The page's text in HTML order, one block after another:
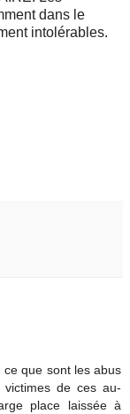
dans le
intolérables.
que sont les abus
victimes de ces au-
place laissée à